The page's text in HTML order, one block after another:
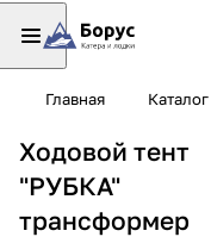
Главная Каталог
Ходовой тент
"РУБКА"
трансформер